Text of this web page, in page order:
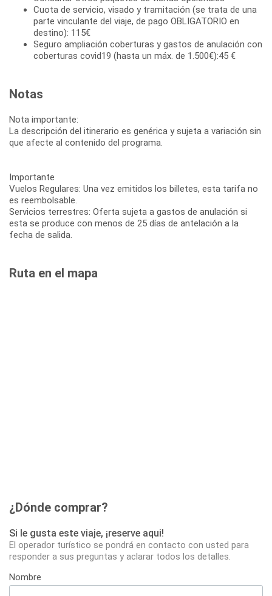
Cuota de servicio, visado y tramitación (se trata de una
parte vinculante del viaje, de pago OBLIGATORIO en
destino): 115€
Seguro ampliación coberturas y gastos de anulación con
coberturas covid19 (hasta un máx. de 1.500€):45 €
Notas
Nota importante:
La descripción del itinerario es genérica y sujeta a variación sin
que afecte al contenido del programa.
Importante
Vuelos Regulares: Una vez emitidos los billetes, esta tarifa no
es reembolsable.
Servicios terrestres: Oferta sujeta a gastos de anulación si
esta se produce con menos de 25 días de antelación a la
fecha de salida.
Ruta en el mapa
¿Dónde comprar?
Si le gusta este viaje, ¡reserve aqui!
El operador turístico se pondrá en contacto con usted para
responder a sus preguntas y aclarar todos los detalles.
Nombre